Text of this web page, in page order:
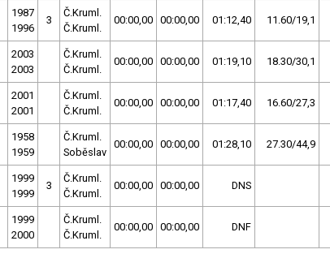
1987
1996
3
Č.Kruml.
Č.Kruml.
00:00,00 00:00,00 01:12,40 11.60/19,1
2003
2003
Č.Kruml.
Č.Kruml.
00:00,00 00:00,00 01:19,10 18.30/30,1
2001
2001
Č.Kruml.
Č.Kruml.
00:00,00 00:00,00 01:17,40 16.60/27,3
1958
1959
Č.Kruml.
Soběslav
00:00,00 00:00,00 01:28,10 27.30/44,9
1999
1999
3
Č.Kruml.
Č.Kruml.
00:00,00 00:00,00 DNS
1999
2000
Č.Kruml.
Č.Kruml.
00:00,00 00:00,00 DNF